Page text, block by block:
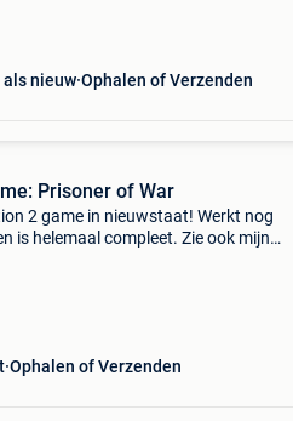
als nieuw Ophalen of Verzenden
Prisoner of War
2 game in nieuwstaat! Werkt nog
is helemaal compleet. Zie ook mijn
Ophalen of Verzenden